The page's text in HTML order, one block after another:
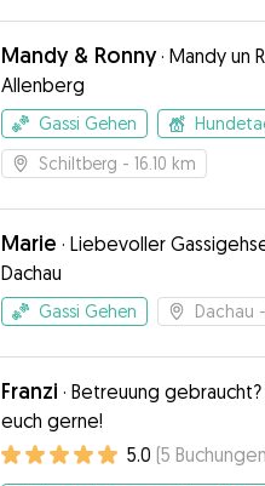
Mandy & Ronny· Mandy un
Allenberg
Gassi Gehen
Schiltberg - 16.10 km
Marie · Liebevoller
Dachau
Gassi Gehen Dachau
Franzi · Betreuung gebraucht? Meldet
euch gerne!
5.0 (5 Buchungen